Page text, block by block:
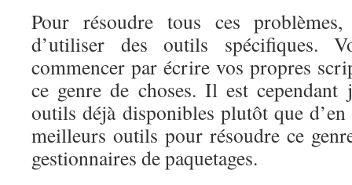
Pour résoudre tous ces
d’utiliser des outils spécifiques.
commencer par écrire vos propres
ce genre de choses. Il est
outils déjà disponibles plutôt que
meilleurs outils pour résoudre ce
gestionnaires de paquetages.